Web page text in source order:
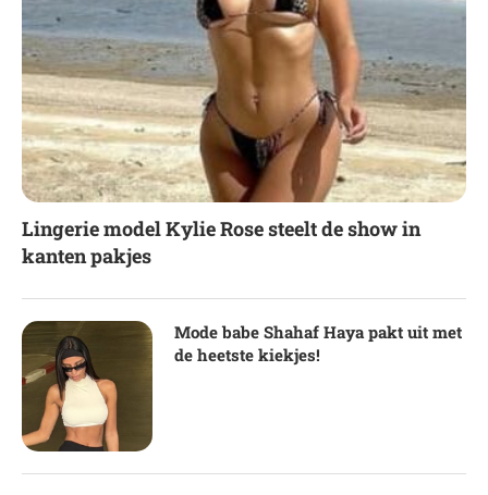
Lingerie model Kylie Rose steelt de show in
kanten pakjes
Mode babe Shahaf Haya pakt uit met
de heetste kiekjes!